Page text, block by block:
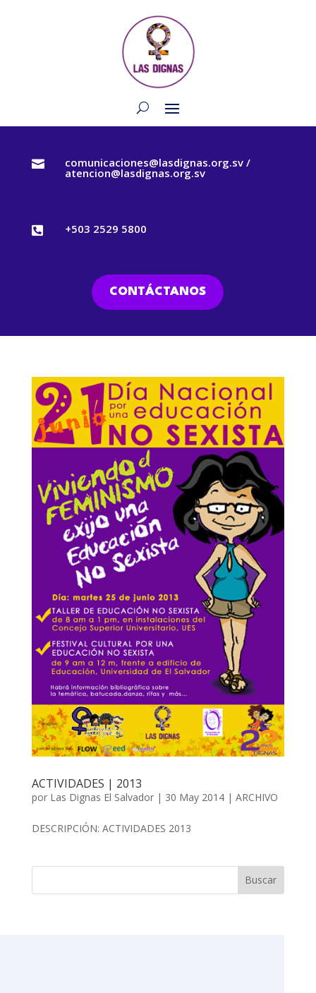
 comunicaciones@lasdignas.org.sv /
atencion@lasdignas.org.sv
 +503 2529 5800
CONTÁCTANOS
ACTIVIDADES | 2013
por Las Dignas El Salvador| 30 May 2014| ARCHIVO
DESCRIPCIÓN: ACTIVIDADES 2013